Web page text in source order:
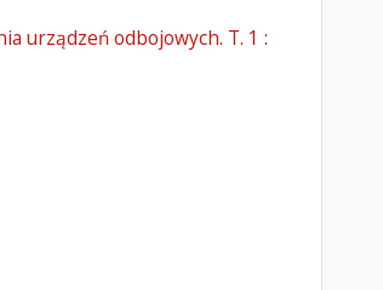
urządzeń odbojowych. T. 1 :